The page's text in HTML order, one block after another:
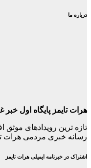
درباره ما
هرات تایمز پایگاه اول خبر
تازه ترین رویدادهای موثق
رسانه خبری مردمی هرات
اشتراک در خبرنامه ایمیلی هرات تایمز